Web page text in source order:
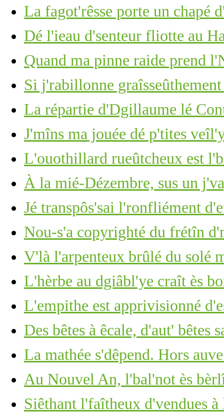
La fagot'rêsse porte un chapé
Dé l'ieau d'senteur fliotte au
Quand ma pinne raide prend
Si j'rabillonne
La répartie d'Dgillaume lé
J'mîns ma jouée dé p'tites
L'ouothillard rueûtcheux est
À la mié-Dézembre, sus un
Jé transpôs'sai l'ronfliément
Nou-s'a copyrighté du frétîn
V'là l'arpenteux brûlé du solé
L'hèrbe au dgiâbl'ye craît ès
L'empithe est apprivisionné
Des bêtes à êcale, d'aut' bêtes
La mathée s'dêpend. Hors
Au Nouvel An, l'bal'not ès
Siêthant l'faîtheux d'vendues